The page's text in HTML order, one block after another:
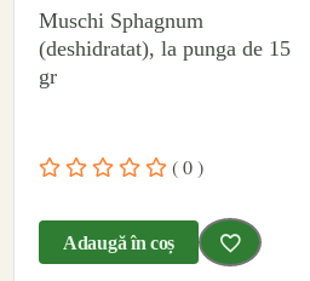
Muschi Sphagnum
(deshidratat), la punga de 15
gr
( 0 )
Adaugă în coș